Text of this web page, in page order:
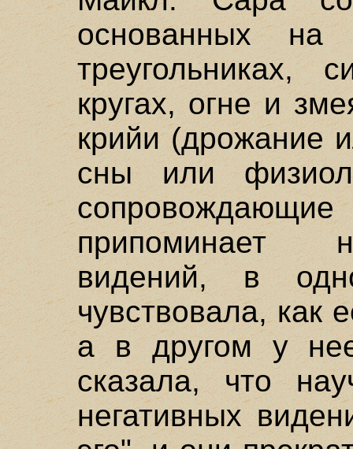
основанных на
треугольниках,
кругах, огне и
крийи (дрожание
сны или
припоминает
видений, в
чувствовала, как
а в другом у
сказала, что
негативных